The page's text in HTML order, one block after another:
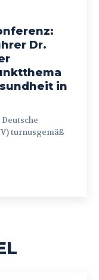
Dr.
in
turnusgemäß